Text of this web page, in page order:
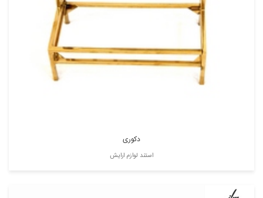
دکوری
استند لوازم ارایش